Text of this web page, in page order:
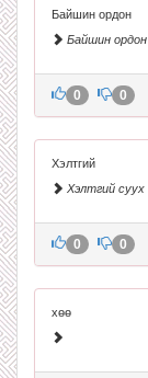
Байшин ордон
Байшин ордон
0 0
Хэлтгий
Хэлтгий суух
0 0
хөө